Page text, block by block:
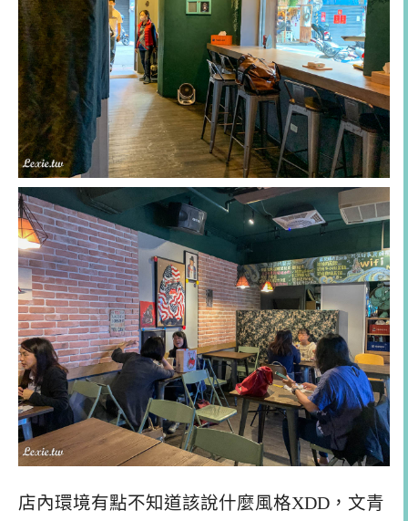
店內環境有點不知道該說什麼風格XDD，文青